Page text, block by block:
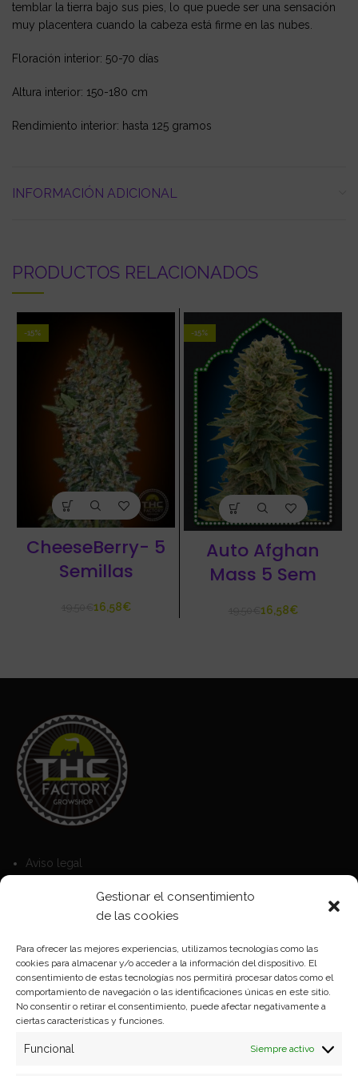
Gestionar el consentimiento
de las cookies
Para ofrecer las mejores experiencias, utilizamos tecnologías como las
cookies para almacenar y/o acceder a la información del dispositivo. El
consentimiento de estas tecnologías nos permitirá procesar datos como el
comportamiento de navegación o las identificaciones únicas en este sitio.
No consentir o retirar el consentimiento, puede afectar negativamente a
ciertas características y funciones.
Funcional Siempre activo
temblar la tierra bajo sus pies, lo que puede ser una sensación
muy placentera cuando la cabeza está firme en las nubes.
Floración interior: 50-70 días
Altura interior: 150-180 cm
Rendimiento interior: hasta 125 gramos
INFORMACIÓN ADICIONAL
PRODUCTOS RELACIONADOS
-15%
CheeseBerry- 5
Semillas
16,58€
-15%
Auto Afghan
Mass 5 Sem
16,58€
Aviso legal
Política de privacidad
Formas de pago
Plazos y condiciones de envio
Politica de devoluciones